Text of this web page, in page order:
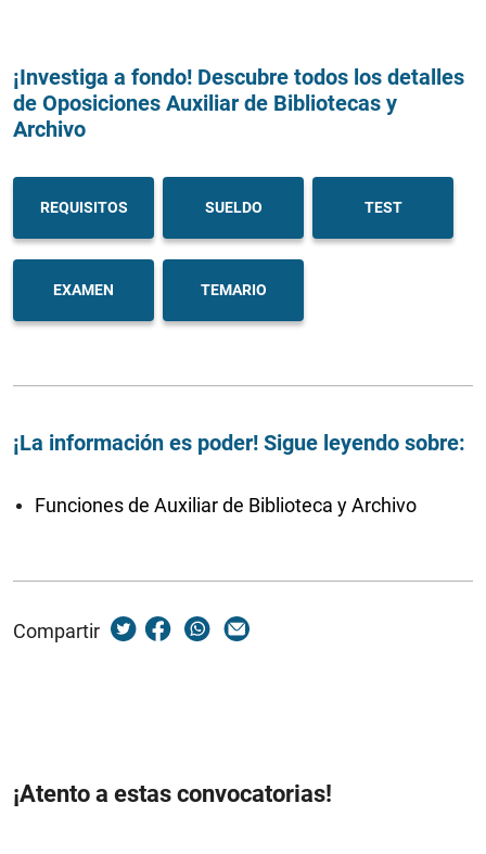
¡Investiga a fondo! Descubre todos los detalles
de Oposiciones Auxiliar de Bibliotecas y
Archivo
REQUISITOS SUELDO TEST
EXAMEN TEMARIO
¡La información es poder! Sigue leyendo sobre:
Funciones de Auxiliar de Biblioteca y Archivo
Compartir
¡Atento a estas convocatorias!